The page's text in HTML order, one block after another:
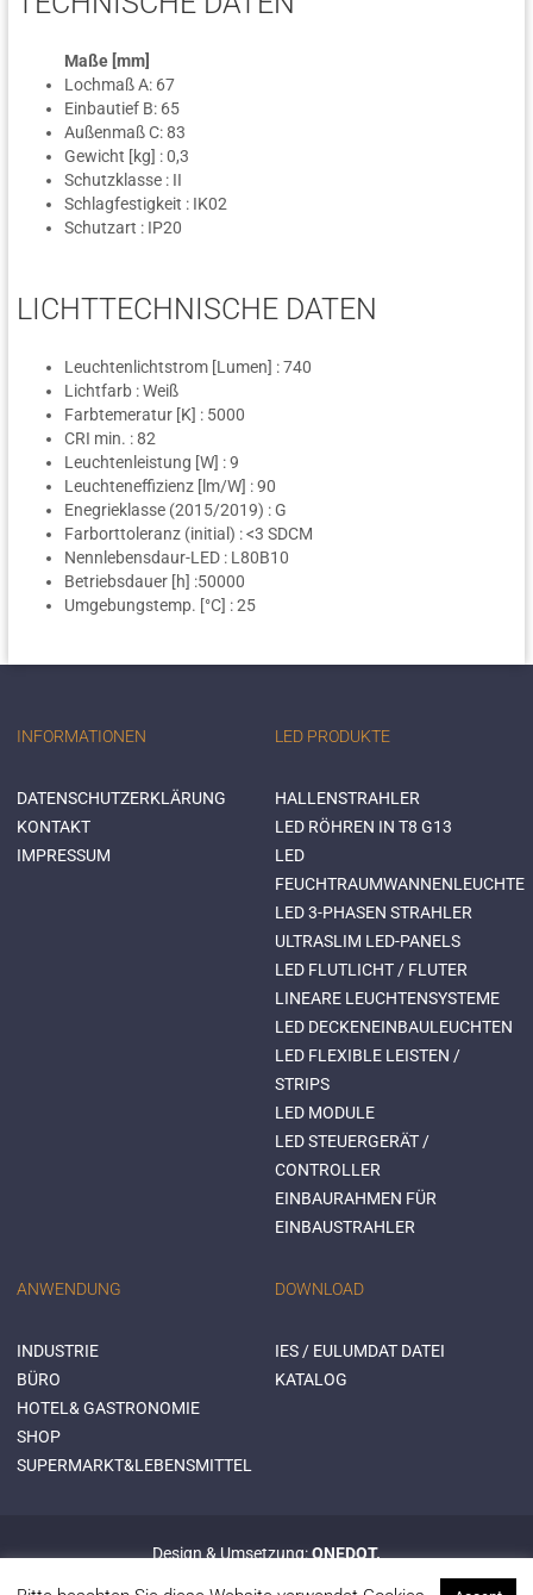
Maße [mm]
Lochmaß A: 67
Einbautief B: 65
Außenmaß C: 83
Gewicht [kg] : 0,3
Schutzklasse : II
Schlagfestigkeit : IK02
Schutzart : IP20
LICHTTECHNISCHE DATEN
Leuchtenlichtstrom [Lumen] : 740
Lichtfarb : Weiß
Farbtemeratur [K] : 5000
CRI min. : 82
Leuchtenleistung [W] : 9
Leuchteneffizienz [lm/W] : 90
Enegrieklasse (2015/2019) : G
Farborttoleranz (initial) : <3 SDCM
Nennlebensdaur-LED : L80B10
Betriebsdauer [h] :50000
Umgebungstemp. [°C] : 25
INFORMATIONEN
DATENSCHUTZERKLÄRUNG
KONTAKT
IMPRESSUM
LED PRODUKTE
HALLENSTRAHLER
LED RÖHREN IN T8 G13
LED
FEUCHTRAUMWANNENLEUCHTE
LED 3-PHASEN STRAHLER
ULTRASLIM LED-PANELS
LED FLUTLICHT / FLUTER
LINEARE LEUCHTENSYSTEME
LED DECKENEINBAULEUCHTEN
LED FLEXIBLE LEISTEN /
STRIPS
LED MODULE
LED STEUERGERÄT /
CONTROLLER
EINBAURAHMEN FÜR
EINBAUSTRAHLER
ANWENDUNG
INDUSTRIE
BÜRO
HOTEL& GASTRONOMIE
SHOP
SUPERMARKT&LEBENSMITTEL
DOWNLOAD
IES / EULUMDAT DATEI
KATALOG
Design & Umsetzung:ONEDOT.